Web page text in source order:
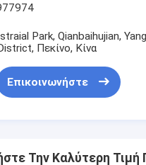
Park, Qianbaihujian,
Πεκίνο, Κίνα
Επικοινωνήστε
Την Καλύτερη Τιμή